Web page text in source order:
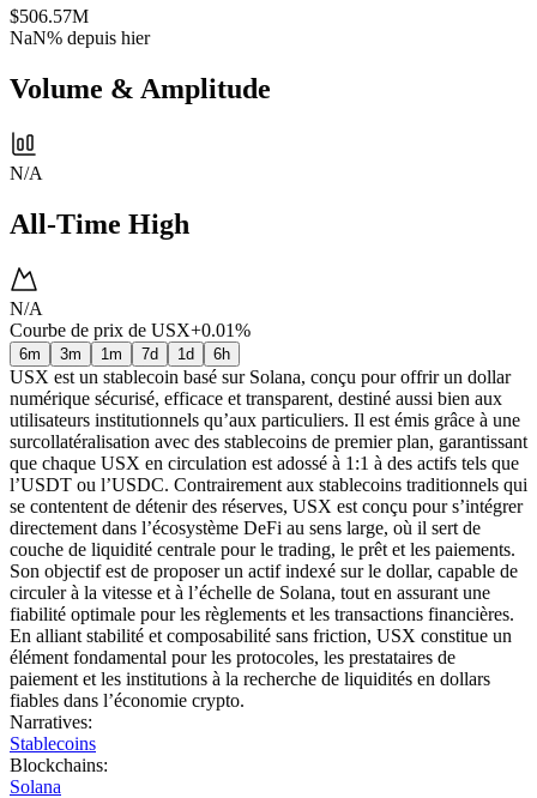
$506.57M
NaN% depuis hier
Volume & Amplitude
N/A
All-Time High
N/A
Courbe de prix de USX+0.01%
6m 3m 1m 7d 1d 6h
USX est un stablecoin basé sur Solana, conçu pour offrir un dollar
numérique sécurisé, efficace et transparent, destiné aussi bien aux
utilisateurs institutionnels qu’aux particuliers. Il est émis grâce à une
surcollatéralisation avec des stablecoins de premier plan, garantissant
que chaque USX en circulation est adossé à 1:1 à des actifs tels que
l’USDT ou l’USDC. Contrairement aux stablecoins traditionnels qui
se contentent de détenir des réserves, USX est conçu pour s’intégrer
directement dans l’écosystème DeFi au sens large, où il sert de
couche de liquidité centrale pour le trading, le prêt et les paiements.
Son objectif est de proposer un actif indexé sur le dollar, capable de
circuler à la vitesse et à l’échelle de Solana, tout en assurant une
fiabilité optimale pour les règlements et les transactions financières.
En alliant stabilité et composabilité sans friction, USX constitue un
élément fondamental pour les protocoles, les prestataires de
paiement et les institutions à la recherche de liquidités en dollars
fiables dans l’économie crypto.
Narratives:
Stablecoins
Blockchains:
Solana